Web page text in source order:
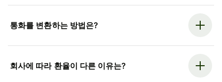
통화를 변환하는 방법은?
회사에 따라 환율이 다른 이유는?